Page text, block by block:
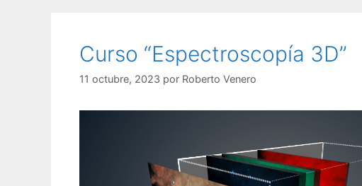
Curso “Espectroscopía 3D”
11 octubre, 2023 por Roberto Venero